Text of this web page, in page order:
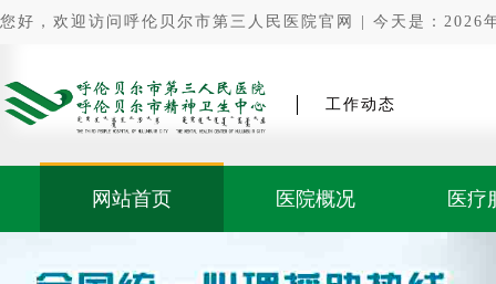
您好，欢迎访问呼伦贝尔市第三人民医院官网 | 今天是：2026
工作动态
网站首页 医院概况 医疗